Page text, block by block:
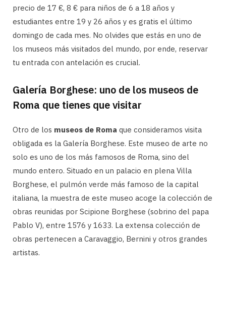
precio de 17 €, 8 € para niños de 6 a 18 años y
estudiantes entre 19 y 26 años y es gratis el último
domingo de cada mes. No olvides que estás en uno de
los museos más visitados del mundo, por ende, reservar
tu entrada con antelación es crucial.
Galería Borghese: uno de los museos de
Roma que tienes que visitar
Otro de los museos de Roma que consideramos visita
obligada es la Galería Borghese. Este museo de arte no
solo es uno de los más famosos de Roma, sino del
mundo entero. Situado en un palacio en plena Villa
Borghese, el pulmón verde más famoso de la capital
italiana, la muestra de este museo acoge la colección de
obras reunidas por Scipione Borghese (sobrino del papa
Pablo V), entre 1576 y 1633. La extensa colección de
obras pertenecen a Caravaggio, Bernini y otros grandes
artistas.